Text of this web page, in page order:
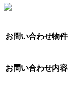
お問い合わせ物件
お問い合わせ内容